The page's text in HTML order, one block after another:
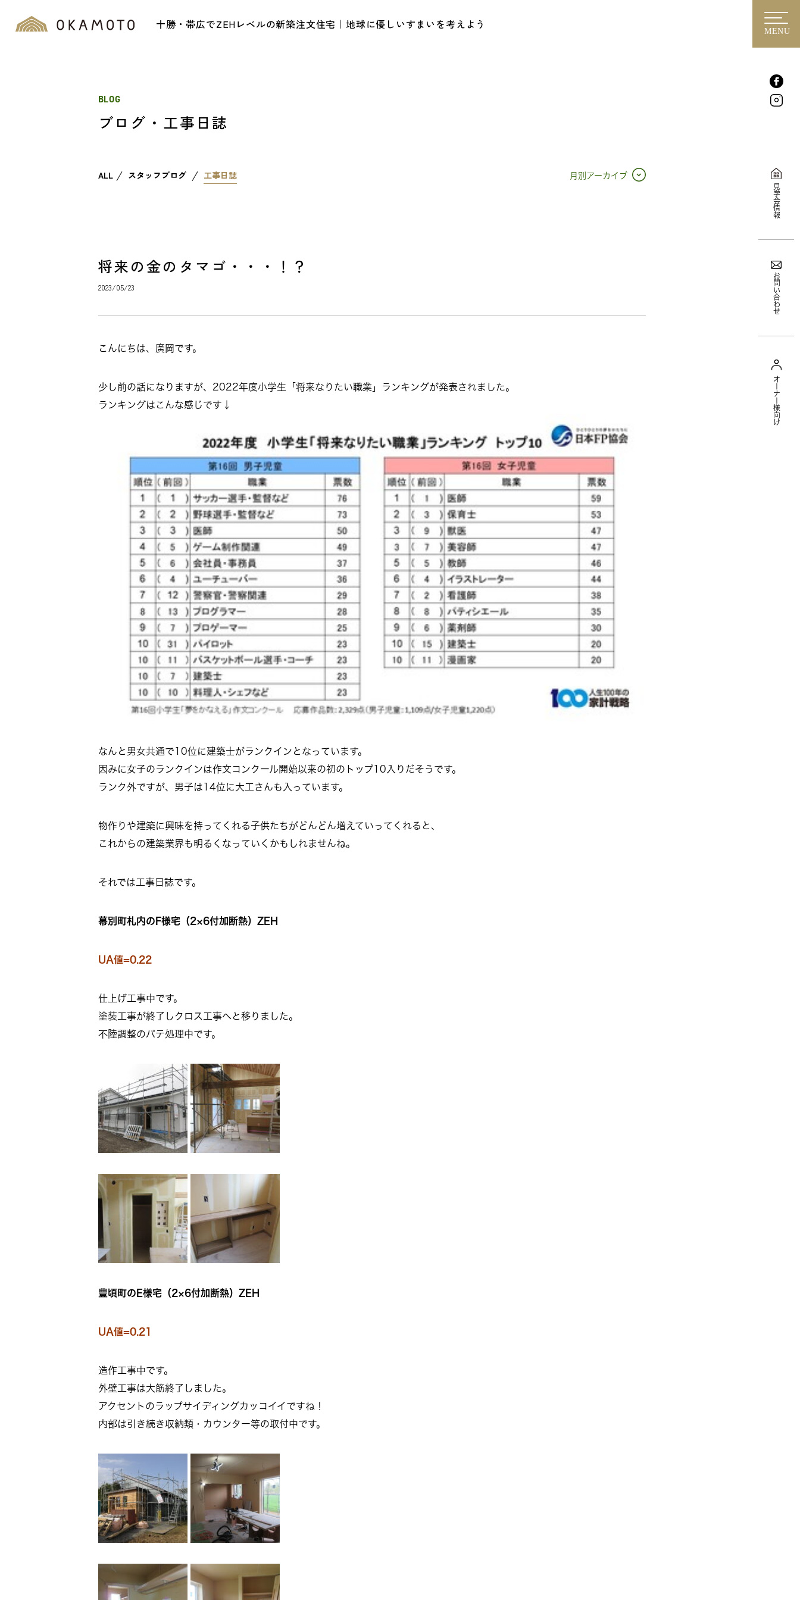
十勝・帯広でZEHレベルの新築注文住宅｜地球に優しいすまいを考えよう
MENU
見学会情報
お問い合わせ
オーナー様向け
BLOG
ブログ・工事日誌
ALL スタッフブログ 工事日誌 月別アーカイブ
将来の金のタマゴ・・・！？
2023/05/23
こんにちは、廣岡です。
少し前の話になりますが、2022年度小学生「将来なりたい職業」ランキングが発表されました。
ランキングはこんな感じです↓
なんと男女共通で10位に建築士がランクインとなっています。
因みに女子のランクインは作文コンクール開始以来の初のトップ10入りだそうです。
ランク外ですが、男子は14位に大工さんも入っています。
物作りや建築に興味を持ってくれる子供たちがどんどん増えていってくれると、
これからの建築業界も明るくなっていくかもしれませんね。
それでは工事日誌です。
幕別町札内のF様宅（2×6付加断熱）ZEH
UA値=0.22
仕上げ工事中です。
塗装工事が終了しクロス工事へと移りました。
不陸調整のパテ処理中です。
豊頃町のE様宅（2×6付加断熱）ZEH
UA値=0.21
造作工事中です。
外壁工事は大筋終了しました。
アクセントのラップサイディングカッコイイですね！
内部は引き続き収納類・カウンター等の取付中です。